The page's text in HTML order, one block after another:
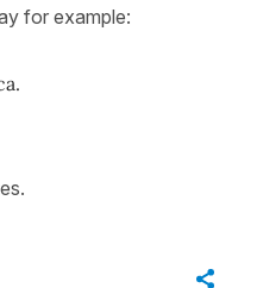
for example: